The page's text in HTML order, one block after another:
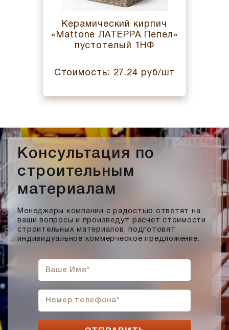
Керамический кирпич
«Mattone ЛАТЕРРА Пепел»
пустотелый 1НФ
Стоимость: 27.24 руб/шт
Консультация по
строительным
материалам
Менеджеры компании с радостью ответят на
ваши вопросы и произведут расчет стоимости
строительных материалов, подготовят
индивидуальное коммерческое предложение.